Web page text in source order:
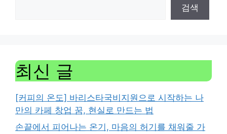
검색
최신 글
[커피의 온도] 바리스타국비지원으로 시작하는 나
만의 카페 창업 꿈, 현실로 만드는 법
손끝에서 피어나는 온기, 마음의 허기를 채워줄 가